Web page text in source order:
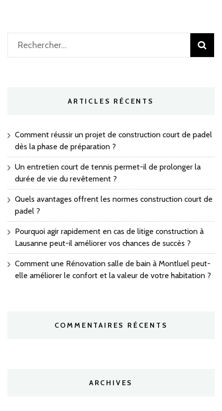
Rechercher :
ARTICLES RÉCENTS
Comment réussir un projet de construction court de padel
dès la phase de préparation ?
Un entretien court de tennis permet-il de prolonger la
durée de vie du revêtement ?
Quels avantages offrent les normes construction court de
padel ?
Pourquoi agir rapidement en cas de litige construction à
Lausanne peut-il améliorer vos chances de succès ?
Comment une Rénovation salle de bain à Montluel peut-
elle améliorer le confort et la valeur de votre habitation ?
COMMENTAIRES RÉCENTS
ARCHIVES